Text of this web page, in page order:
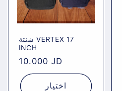
شنتة VERTEX 17
INCH
Regular
price
10.000 JD
اختيار